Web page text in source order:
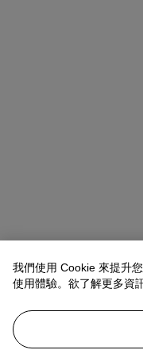
我們使用 Cookie 來提升
使用體驗。欲了解更多資